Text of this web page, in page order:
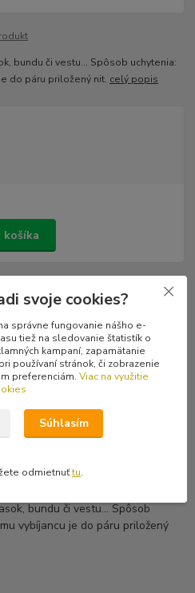
bundu či vestu... Spôsob uchytenia:
do páru priložený nit. celý popis
košíka
bundu či vestu... Spôsob
vybíjancu je do páru priložený
svoje cookies?
správne fungovanie nášho e-
tiež na sledovanie štatistík o
kampaní, zapamätanie
používaní stránok, či zobrazenie
preferenciám. Viac na využitie
Súhlasím
odmietnuťtu.